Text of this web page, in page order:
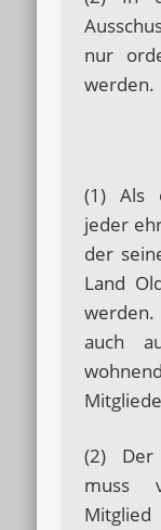
nur
werden.
(1) Als
jeder
der
Land
auch
(2) Der
muss